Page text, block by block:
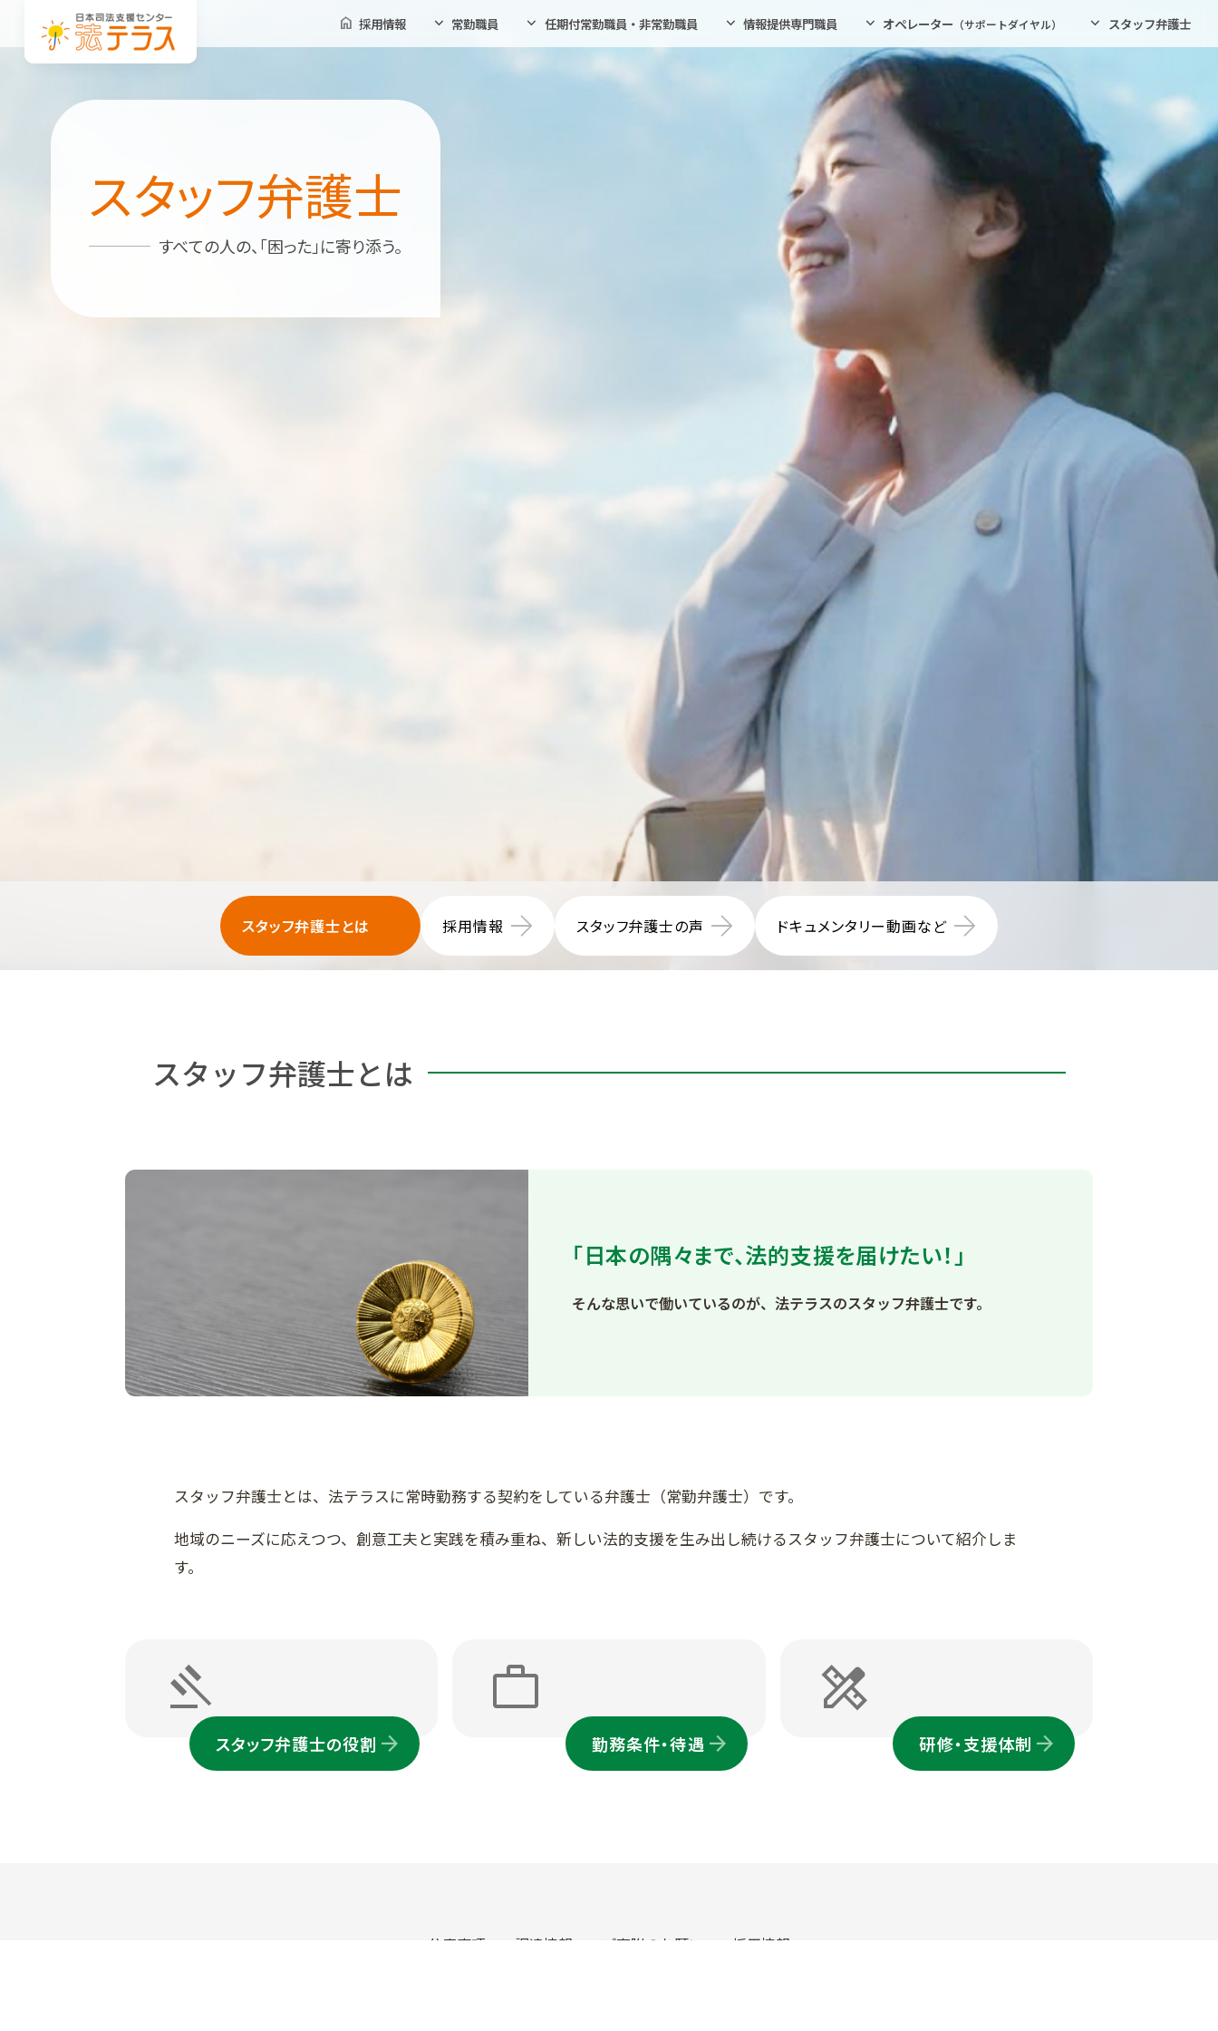
採用情報 常勤職員 任期付常勤職員・非常勤職員 情報提供専門職員 オペレーター （サポートダイヤル） スタッフ弁護士
スタッフ弁護士
すべての人の、「困った」に寄り添う。
スタッフ弁護士とは 採用情報 スタッフ弁護士の声 ドキュメンタリー動画など
スタッフ弁護士とは
「日本の隅々まで、法的支援を届けたい！」
そんな思いで働いているのが、法テラスのスタッフ弁護士です。
スタッフ弁護士とは、法テラスに常時勤務する契約をしている弁護士（常勤弁護士）です。
地域のニーズに応えつつ、創意工夫と実践を積み重ね、新しい法的支援を生み出し続けるスタッフ弁護士について紹介しま
す。
gavel
スタッフ弁護士の役割
work
勤務条件・待遇
design_services
研修・支援体制
公表事項 調達情報 ご寄附のお願い 採用情報